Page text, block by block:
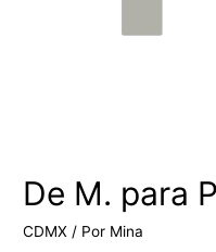
De M. para
CDMX / Por Mina